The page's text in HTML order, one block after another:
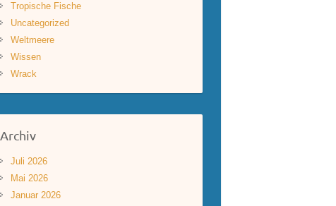
Tropische Fische
Uncategorized
Weltmeere
Wissen
Wrack
Archiv
Juli 2026
Mai 2026
Januar 2026